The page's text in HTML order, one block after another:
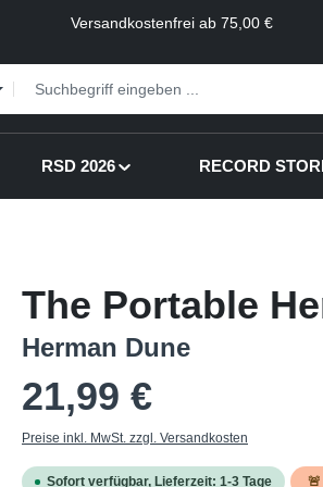
Versandkostenfrei ab 75,00 €
RSD 2026 RECORD
The Portable
Herman Dune
21,99 €
Preise inkl. MwSt. zzgl. Versandkosten
Sofort verfügbar, Lieferzeit: 1-3 Tage